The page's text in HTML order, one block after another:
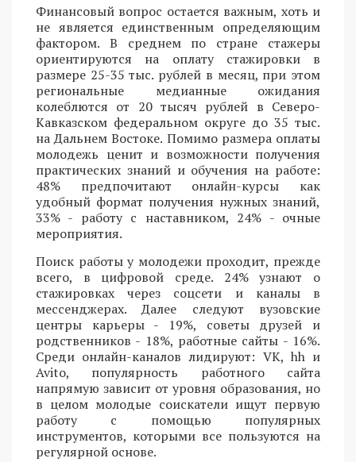
Финансовый вопрос остается важным, хоть и
не является единственным определяющим
фактором. В среднем по стране стажеры
ориентируются на оплату стажировки в
размере 25-35 тыс. рублей в месяц, при этом
региональные медианные ожидания
колеблются от 20 тысяч рублей в Северо-
Кавказском федеральном округе до 35 тыс.
на Дальнем Востоке. Помимо размера оплаты
молодежь ценит и возможности получения
практических знаний и обучения на работе:
48% предпочитают онлайн-курсы как
удобный формат получения нужных знаний,
33% - работу с наставником, 24% - очные
мероприятия.
Поиск работы у молодежи проходит, прежде
всего, в цифровой среде. 24% узнают о
стажировках через соцсети и каналы в
мессенджерах. Далее следуют вузовские
центры карьеры - 19%, советы друзей и
родственников - 18%, работные сайты - 16%.
Среди онлайн-каналов лидируют: VK, hh и
Avito, популярность работного сайта
напрямую зависит от уровня образования, но
в целом молодые соискатели ищут первую
работу с помощью популярных
инструментов, которыми все пользуются на
регулярной основе.